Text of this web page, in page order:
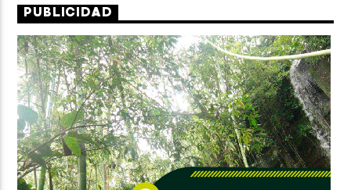
PUBLICIDAD